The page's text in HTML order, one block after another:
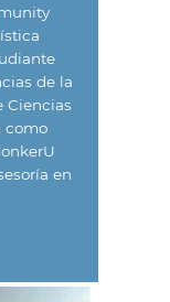
de la
Ciencias
como
en